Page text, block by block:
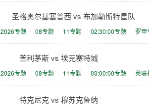
圣格奥尔基塞普西 vs 布加勒斯特星队
2026专题 08专题 11专题 02:30:00专题 罗甲
普利茅斯 vs 埃克塞特城
2026专题 08专题 11专题 03:00:00专题 英联
特克尼克 vs 穆苏克鲁纳